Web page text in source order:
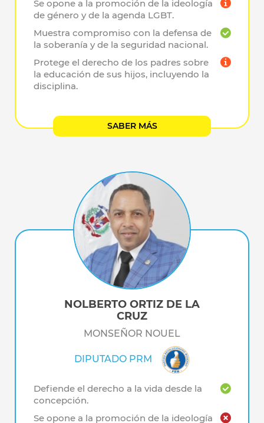
Se opone a la promoción de la ideología
de género y de la agenda LGBT.
Muestra compromiso con la defensa de
la soberanía y de la seguridad nacional.
Protege el derecho de los padres sobre
la educación de sus hijos, incluyendo la
disciplina.
SABER MÁS
NOLBERTO ORTIZ DE LA
CRUZ
MONSEÑOR NOUEL
DIPUTADO PRM
Defiende el derecho a la vida desde la
concepción.
Se opone a la promoción de la ideología